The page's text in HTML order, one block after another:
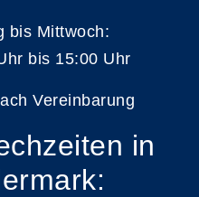
bis Mittwoch:
bis 15:00 Uhr
Vereinbarung
in